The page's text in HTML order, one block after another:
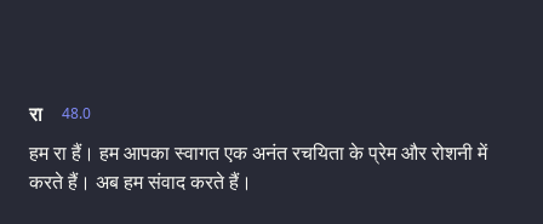
48.0
रा
हम रा हैं। हम आपका स्वागत एक अनंत रचयिता के प्रेम और रोशनी में
करते हैं। अब हम संवाद करते हैं।